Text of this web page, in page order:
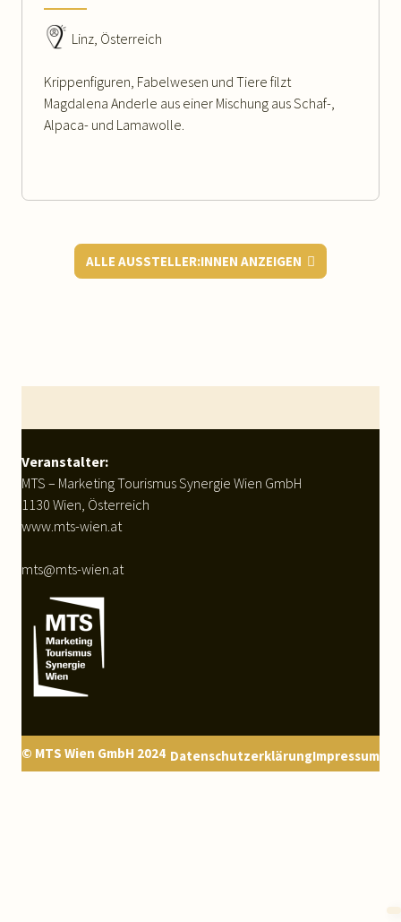
Linz, Österreich
Krippenfiguren, Fabelwesen und Tiere filzt
Magdalena Anderle aus einer Mischung aus Schaf-,
Alpaca- und Lamawolle.
ALLE AUSSTELLER:INNEN ANZEIGEN
Veranstalter:
MTS – Marketing Tourismus Synergie Wien GmbH
1130 Wien, Österreich
www.mts-wien.at
mts@mts-wien.at
© MTS Wien GmbH 2024 DatenschutzerklärungImpressum